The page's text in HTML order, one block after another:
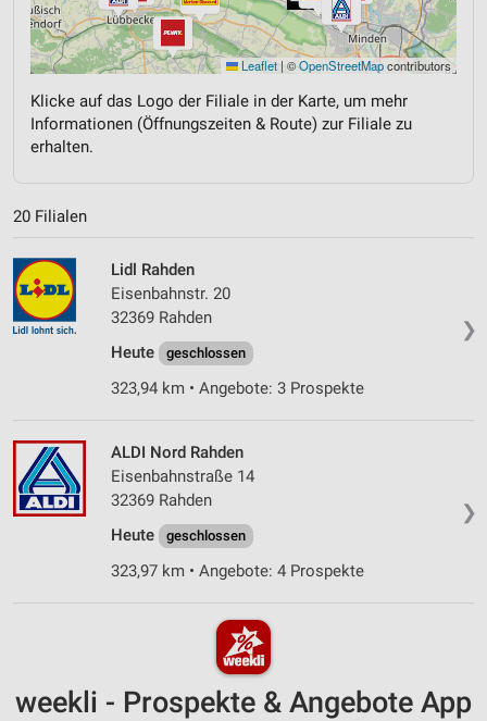
Leaflet | ©OpenStreetMapcontributors
Klicke auf das Logo der Filiale in der Karte, um mehr
Informationen (Öffnungszeiten & Route) zur Filiale zu
erhalten.
20 Filialen
❯
Lidl Rahden
Eisenbahnstr. 20
32369 Rahden
Heute
geschlossen
323,94 km • Angebote: 3 Prospekte
❯
ALDI Nord Rahden
Eisenbahnstraße 14
32369 Rahden
Heute
geschlossen
323,97 km • Angebote: 4 Prospekte
weekli - Prospekte & Angebote App